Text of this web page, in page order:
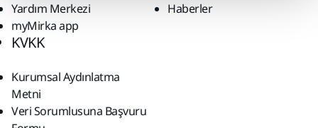
Yardım Merkezi
myMirka app
Haberler
KVKK
Kurumsal Aydınlatma
Metni
Veri Sorumlusuna Başvuru